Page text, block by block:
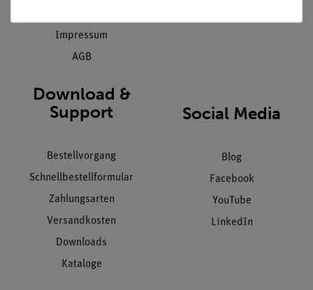
Impressum
AGB
Download &
Support
Bestellvorgang
Schnellbestellformular
Zahlungsarten
Versandkosten
Downloads
Kataloge
Social Media
Blog
Facebook
YouTube
LinkedIn